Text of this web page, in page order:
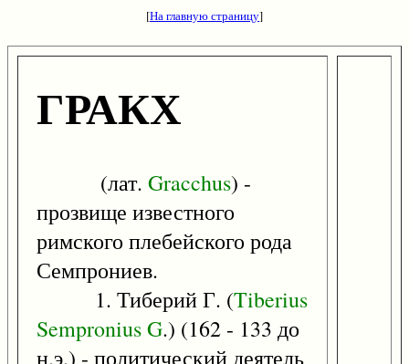
[На главную страницу]
ГРАКХ
(лат. Gracchus) -
прозвище известного
римского плебейского рода
Семпрониев.
1. Тиберий Г. (Tiberius
SemproniusG.) (162 - 133 до
н.э.) - политический деятель